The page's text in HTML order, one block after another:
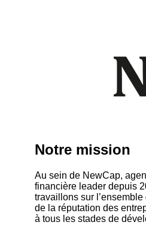
Notre mission
Au sein de NewCap,
financière leader depuis
travaillons sur
de la réputation des
à tous les stades de